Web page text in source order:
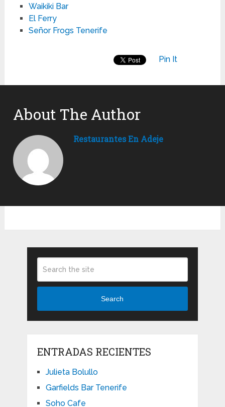
Waikiki Bar
El Ferry
Señor Frogs Tenerife
Pin It
About The Author
Restaurantes En Adeje
Search
ENTRADAS RECIENTES
Julieta Bolullo
Garfields Bar Tenerife
Soho Cafe